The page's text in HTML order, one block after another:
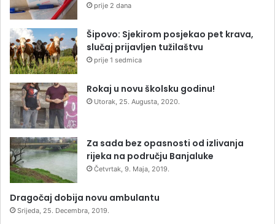
prije 2 dana
Šipovo: Sjekirom posjekao pet krava,
slučaj prijavljen tužilaštvu
prije 1 sedmica
Rokaj u novu školsku godinu!
Utorak, 25. Augusta, 2020.
Za sada bez opasnosti od izlivanja
rijeka na području Banjaluke
Četvrtak, 9. Maja, 2019.
Dragočaj dobija novu ambulantu
Srijeda, 25. Decembra, 2019.